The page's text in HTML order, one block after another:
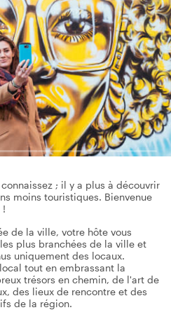
; il y a plus à découvrir
moins touristiques. Bienvenue
!
de la ville, votre hôte vous
plus branchées de la ville et
uniquement des locaux.
tout en embrassant la
trésors en chemin, de l'art de
des lieux de rencontre et des
de la région.